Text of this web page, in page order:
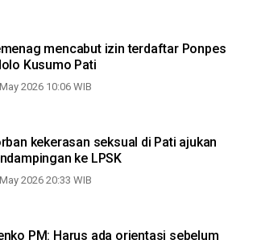
mencabut izin terdaftar Ponpes
Kusumo Pati
2026 10:06 WIB
kekerasan seksual di Pati ajukan
ke LPSK
2026 20:33 WIB
PM: Harus ada orientasi sebelum